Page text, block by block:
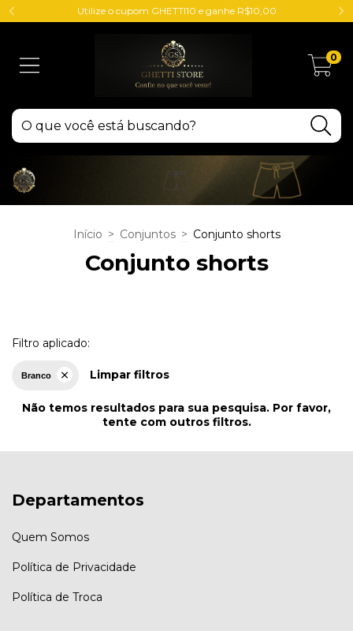
Utilize o cupom GHETTI10 e ganhe R$10,00
0
Início > Conjuntos > Conjunto shorts
Conjunto shorts
Filtro aplicado:
Branco Limpar filtros
Não temos resultados para sua pesquisa. Por favor,
tente com outros filtros.
Departamentos
Quem Somos
Política de Privacidade
Política de Troca